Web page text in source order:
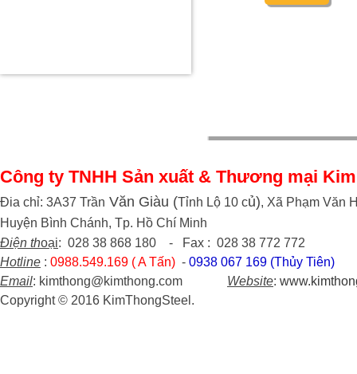
Công ty TNHH Sản xuất & Thương mại
Đia chỉ: 3A37 Trần Văn Giàu (Tỉnh Lộ 10 củ), Xã Phạm Văn
Huyện Bình Chánh, Tp. Hồ Chí Minh
Điện thoại: 028 38 868 180 - Fax : 028 38 772 772
Hotline : 0988.549.169 ( A Tấn) - 0938 067 169 (Thủy Tiên)
Email: kimthong@kimthong.com Website:
Copyright © 2016 KimThongSteel.